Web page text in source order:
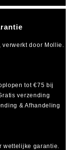
verwerkt door Mollie.
tot€75 bij
verzending
& Afhandeling
wettelijke garantie